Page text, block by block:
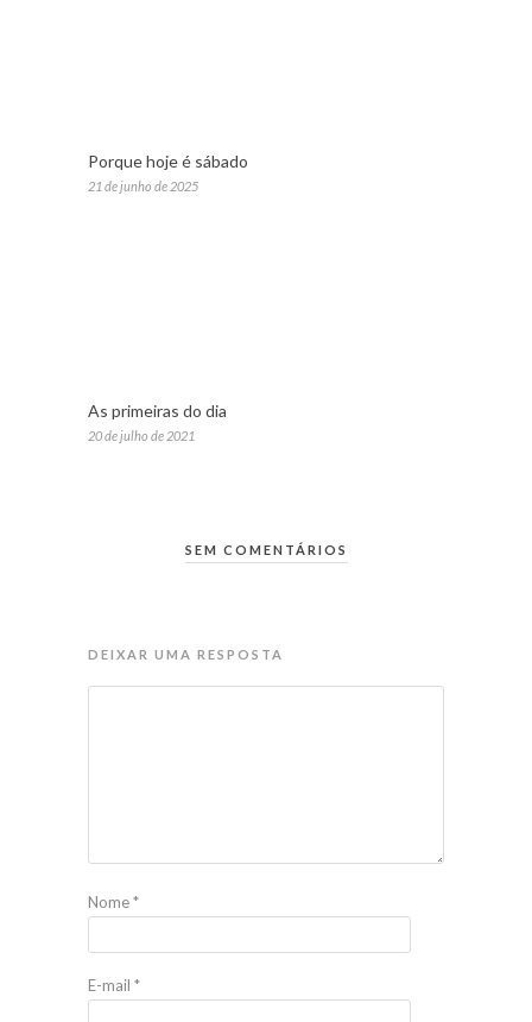
Porque hoje é sábado
21 de junho de 2025
As primeiras do dia
20 de julho de 2021
SEM COMENTÁRIOS
DEIXAR UMA RESPOSTA
Nome*
E-mail *